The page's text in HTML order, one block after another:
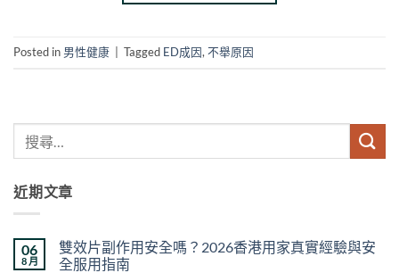
Posted in 男性健康 Tagged ED成因,不舉原因
近期文章
06
8 月
雙效片副作用安全嗎？2026香港用家真實經驗與安
全服用指南